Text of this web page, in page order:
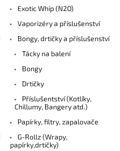
Exotic Whip (N2O)
Vaporizéry a příslušenství
Bongy, drtičky a příslušenství
Tácky na balení
Bongy
Drtičky
Příslušentství (Kotlíky,
Chillumy, Bangery atd.)
Papírky, filtry, zapalovače
G-Rollz (Wrapy,
papírky,drtičky)